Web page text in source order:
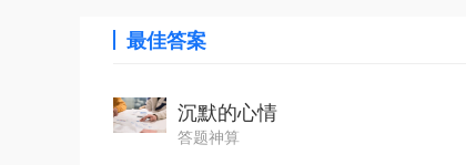
最佳答案
沉默的心情
答题神算